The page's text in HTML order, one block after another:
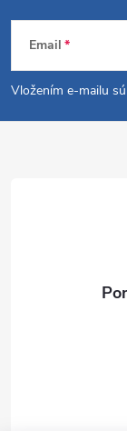
Z
á
p
Email
Vložením e-mailu